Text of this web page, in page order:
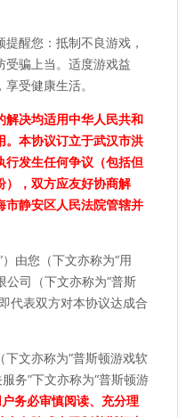
醒您：抵制不良游戏，
受骗上当。适度游戏益
受健康生活。
解决均适用中华人民共和
。本协议订立于武汉市洪
行发生任何争议（包括但
），双方应友好协商解
市静安区人民法院管辖并
）由您（下文亦称为“用
公司（下文亦称为“普斯
代表双方对本协议达成合
文亦称为“普斯顿游戏软
务”下文亦称为“普斯顿游
务必审慎阅读、充分理